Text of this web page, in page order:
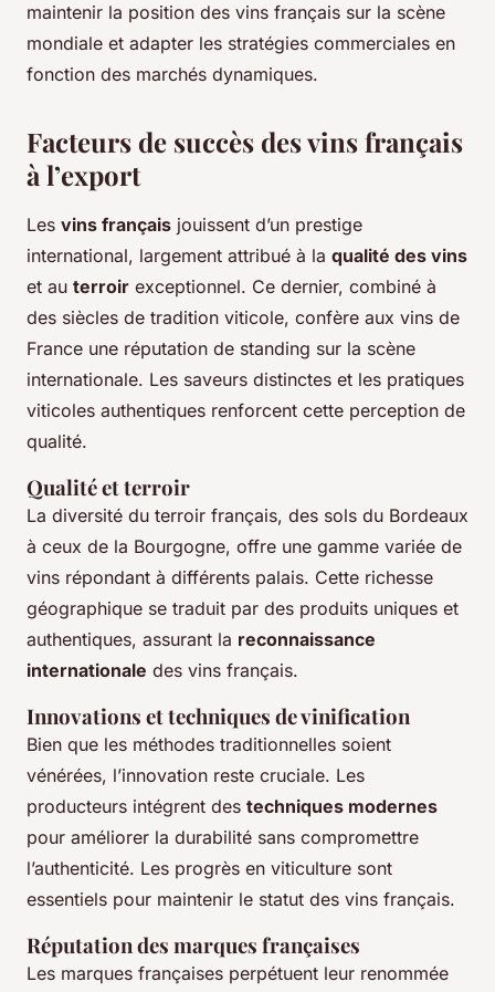
maintenir la position des vins français sur la scène
mondiale et adapter les stratégies commerciales en
fonction des marchés dynamiques.
Facteurs de succès des vins français
à l’export
Les vins français jouissent d’un prestige
international, largement attribué à la qualité des vins
et au terroir exceptionnel. Ce dernier, combiné à
des siècles de tradition viticole, confère aux vins de
France une réputation de standing sur la scène
internationale. Les saveurs distinctes et les pratiques
viticoles authentiques renforcent cette perception de
qualité.
Qualité et terroir
La diversité du terroir français, des sols du Bordeaux
à ceux de la Bourgogne, offre une gamme variée de
vins répondant à différents palais. Cette richesse
géographique se traduit par des produits uniques et
authentiques, assurant la reconnaissance
internationale des vins français.
Innovations et techniques de vinification
Bien que les méthodes traditionnelles soient
vénérées, l’innovation reste cruciale. Les
producteurs intégrent des techniques modernes
pour améliorer la durabilité sans compromettre
l’authenticité. Les progrès en viticulture sont
essentiels pour maintenir le statut des vins français.
Réputation des marques françaises
Les marques françaises perpétuent leur renommée